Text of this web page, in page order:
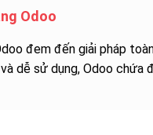
Odoo
đem đến giải pháp
dễ sử dụng, Odoo